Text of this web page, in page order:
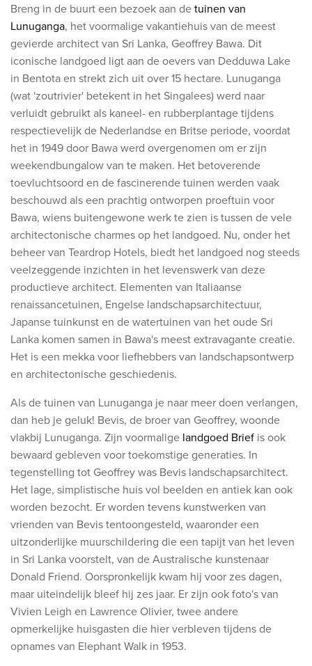
Breng in de buurt een bezoek aan detuinen van
Lunuganga, het voormalige vakantiehuis van de meest
gevierde architect van Sri Lanka, Geoffrey Bawa. Dit
iconische landgoed ligt aan de oevers van Dedduwa Lake
in Bentota en strekt zich uit over 15 hectare. Lunuganga
(wat 'zoutrivier' betekent in het Singalees) werd naar
verluidt gebruikt als kaneel- en rubberplantage tijdens
respectievelijk de Nederlandse en Britse periode, voordat
het in 1949 door Bawa werd overgenomen om er zijn
weekendbungalow van te maken. Het betoverende
toevluchtsoord en de fascinerende tuinen werden vaak
beschouwd als een prachtig ontworpen proeftuin voor
Bawa, wiens buitengewone werk te zien is tussen de vele
architectonische charmes op het landgoed. Nu, onder het
beheer van Teardrop Hotels, biedt het landgoed nog steeds
veelzeggende inzichten in het levenswerk van deze
productieve architect. Elementen van Italiaanse
renaissancetuinen, Engelse landschapsarchitectuur,
Japanse tuinkunst en de watertuinen van het oude Sri
Lanka komen samen in Bawa's meest extravagante creatie.
Het is een mekka voor liefhebbers van landschapsontwerp
en architectonische geschiedenis.
Als de tuinen van Lunuganga je naar meer doen verlangen,
dan heb je geluk! Bevis, de broer van Geoffrey, woonde
vlakbij Lunuganga. Zijn voormalige landgoed Brief is ook
bewaard gebleven voor toekomstige generaties. In
tegenstelling tot Geoffrey was Bevis landschapsarchitect.
Het lage, simplistische huis vol beelden en antiek kan ook
worden bezocht. Er worden tevens kunstwerken van
vrienden van Bevis tentoongesteld, waaronder een
uitzonderlijke muurschildering die een tapijt van het leven
in Sri Lanka voorstelt, van de Australische kunstenaar
Donald Friend. Oorspronkelijk kwam hij voor zes dagen,
maar uiteindelijk bleef hij zes jaar. Er zijn ook foto's van
Vivien Leigh en Lawrence Olivier, twee andere
opmerkelijke huisgasten die hier verbleven tijdens de
opnames van Elephant Walk in 1953.